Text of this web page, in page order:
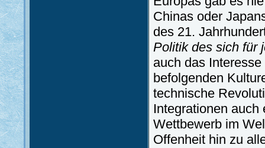
Chinas oder
des 21.
Politik des sich für
auch das
befolgenden
technische
Integrationen
Wettbewerb im
Offenheit hin zu